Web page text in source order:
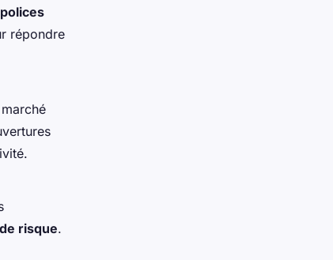
polices
répondre
risque.